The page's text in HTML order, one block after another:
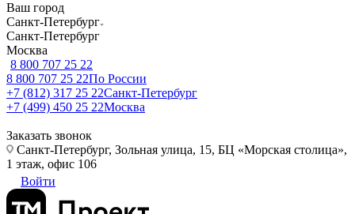
Ваш город
Санкт-Петербург
Санкт-Петербург
Москва
8 800 707 25 22
8 800 707 25 22По России
+7 (812) 317 25 22Санкт-Петербург
+7 (499) 450 25 22Москва
Заказать звонок
Санкт-Петербург, Зольная улица, 15, БЦ «Морская столица»,
1 этаж, офис 106
Войти